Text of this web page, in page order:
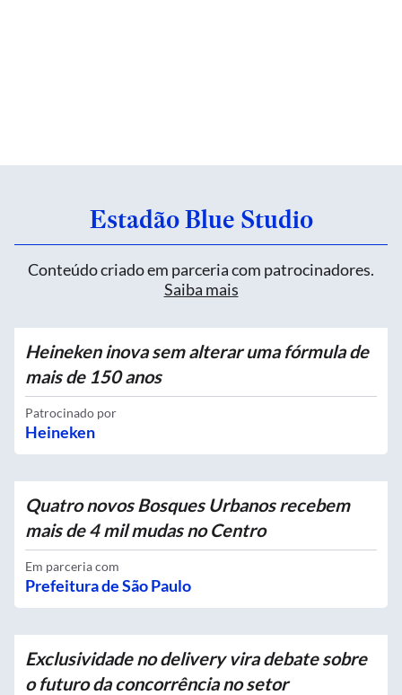
Estadão Blue Studio
Conteúdo criado em parceria com patrocinadores.
Saiba mais
Heineken inova sem alterar uma fórmula de
mais de 150 anos
Patrocinado por
Heineken
Quatro novos Bosques Urbanos recebem
mais de 4 mil mudas no Centro
Em parceria com
Prefeitura de São Paulo
Exclusividade no delivery vira debate sobre
o futuro da concorrência no setor